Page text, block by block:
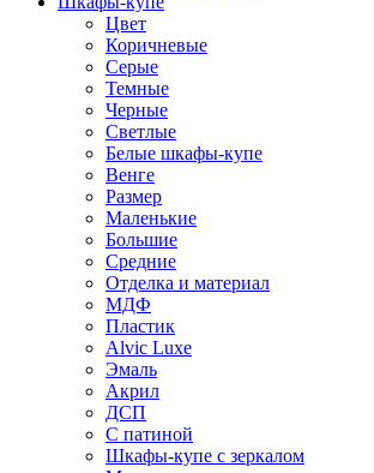
Цвет
Коричневые
Серые
Темные
Черные
Светлые
Белые шкафы-купе
Венге
Размер
Маленькие
Большие
Средние
Отделка и материал
МДФ
Пластик
Alvic Luxe
Эмаль
Акрил
ДСП
С патиной
Шкафы-купе с зеркалом